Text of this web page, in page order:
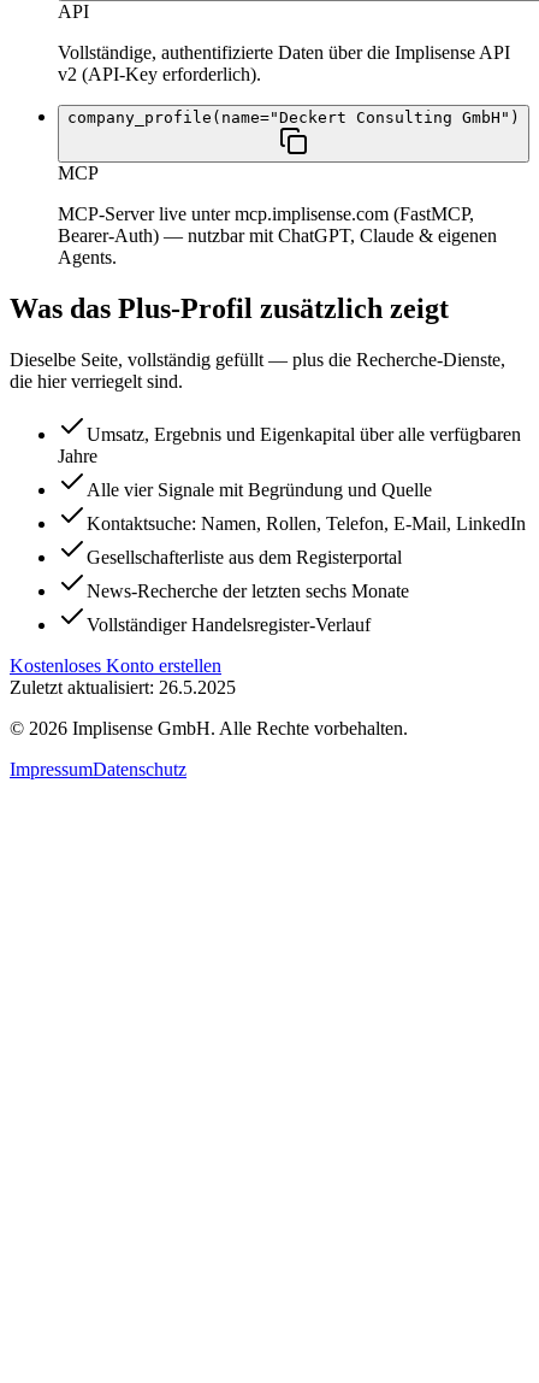
API
Vollständige, authentifizierte Daten über die Implisense API
v2 (API-Key erforderlich).
company_profile(name="Deckert Consulting GmbH")
MCP
MCP-Server live unter mcp.implisense.com (FastMCP,
Bearer-Auth) — nutzbar mit ChatGPT, Claude & eigenen
Agents.
Was das Plus-Profil zusätzlich zeigt
Dieselbe Seite, vollständig gefüllt — plus die Recherche-Dienste,
die hier verriegelt sind.
Umsatz, Ergebnis und Eigenkapital über alle verfügbaren
Jahre
Alle vier Signale mit Begründung und Quelle
Kontaktsuche: Namen, Rollen, Telefon, E-Mail, LinkedIn
Gesellschafterliste aus dem Registerportal
News-Recherche der letzten sechs Monate
Vollständiger Handelsregister-Verlauf
Kostenloses Konto erstellen
Zuletzt aktualisiert: 26.5.2025
© 2026 Implisense GmbH. Alle Rechte vorbehalten.
ImpressumDatenschutz